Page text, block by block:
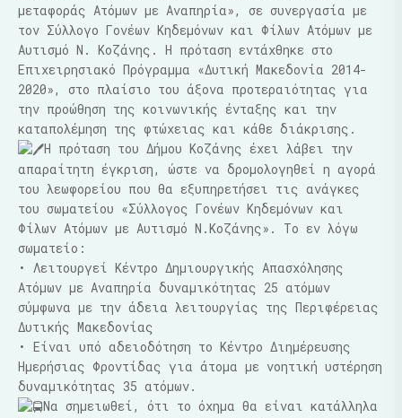
μεταφοράς Ατόμων με Αναπηρία», σε συνεργασία με
τον Σύλλογο Γονέων Κηδεμόνων και Φίλων Ατόμων με
Αυτισμό Ν. Κοζάνης. Η πρόταση εντάχθηκε στο
Επιχειρησιακό Πρόγραμμα «Δυτική Μακεδονία 2014-
2020», στο πλαίσιο του άξονα προτεραιότητας για
την προώθηση της κοινωνικής ένταξης και την
καταπολέμηση της φτώχειας και κάθε διάκρισης.
Η πρόταση του Δήμου Κοζάνης έχει λάβει την
απαραίτητη έγκριση, ώστε να δρομολογηθεί η αγορά
του λεωφορείου που θα εξυπηρετήσει τις ανάγκες
του σωματείου «Σύλλογος Γονέων Κηδεμόνων και
Φίλων Ατόμων με Αυτισμό Ν.Κοζάνης». Το εν λόγω
σωματείο:
• Λειτουργεί Κέντρο Δημιουργικής Απασχόλησης
Ατόμων με Αναπηρία δυναμικότητας 25 ατόμων
σύμφωνα με την άδεια λειτουργίας της Περιφέρειας
Δυτικής Μακεδονίας
• Είναι υπό αδειοδότηση το Κέντρο Διημέρευσης
Ημερήσιας Φροντίδας για άτομα με νοητική υστέρηση
δυναμικότητας 35 ατόμων.
Να σημειωθεί, ότι το όχημα θα είναι κατάλληλα